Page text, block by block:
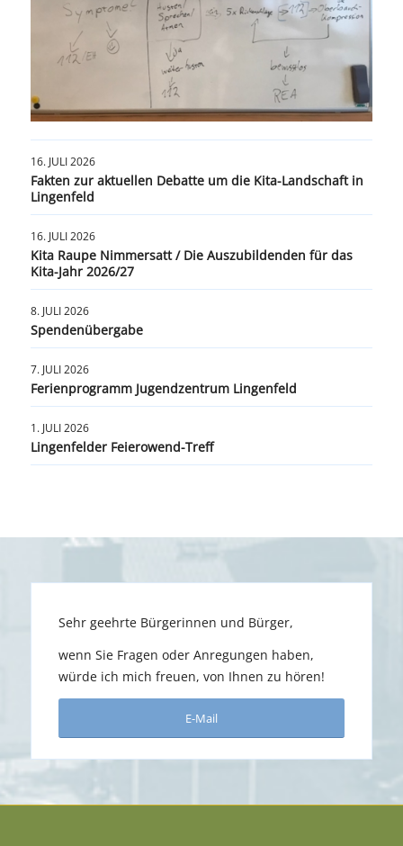
16. JULI 2026
Fakten zur aktuellen Debatte um die Kita-Landschaft in
Lingenfeld
16. JULI 2026
Kita Raupe Nimmersatt / Die Auszubildenden für das
Kita-Jahr 2026/27
8. JULI 2026
Spendenübergabe
7. JULI 2026
Ferienprogramm Jugendzentrum Lingenfeld
1. JULI 2026
Lingenfelder Feierowend-Treff
Sehr geehrte Bürgerinnen und Bürger,
wenn Sie Fragen oder Anregungen haben,
würde ich mich freuen, von Ihnen zu hören!
E-Mail